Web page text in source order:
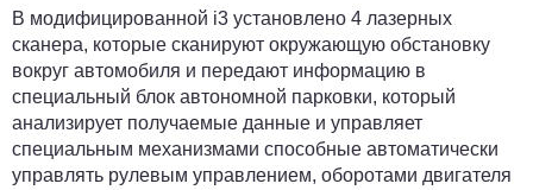
В модифицированной i3 установлено 4 лазерных
сканера, которые сканируют окружающую обстановку
вокруг автомобиля и передают информацию в
специальный блок автономной парковки, который
анализирует получаемые данные и управляет
специальным механизмами способные автоматически
управлять рулевым управлением, оборотами двигателя